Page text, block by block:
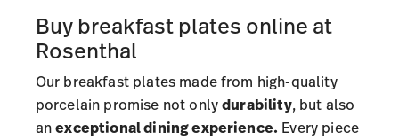
Buy breakfast plates online at
Rosenthal
Our breakfast plates made from high-quality
porcelain promise not onlydurability, but also
anexceptional dining experience. Every piece